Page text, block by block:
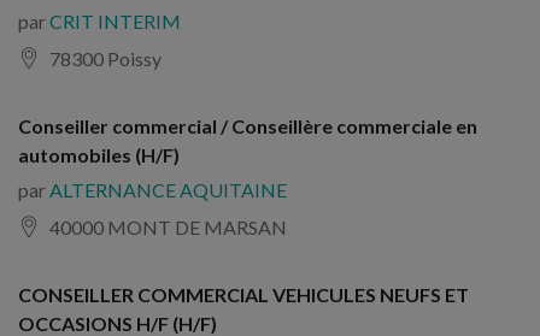
parCRIT INTERIM
78300 Poissy
Conseiller commercial / Conseillère commerciale en
automobiles (H/F)
parALTERNANCE AQUITAINE
40000 MONT DE MARSAN
CONSEILLER COMMERCIAL VEHICULES NEUFS ET
OCCASIONS H/F (H/F)